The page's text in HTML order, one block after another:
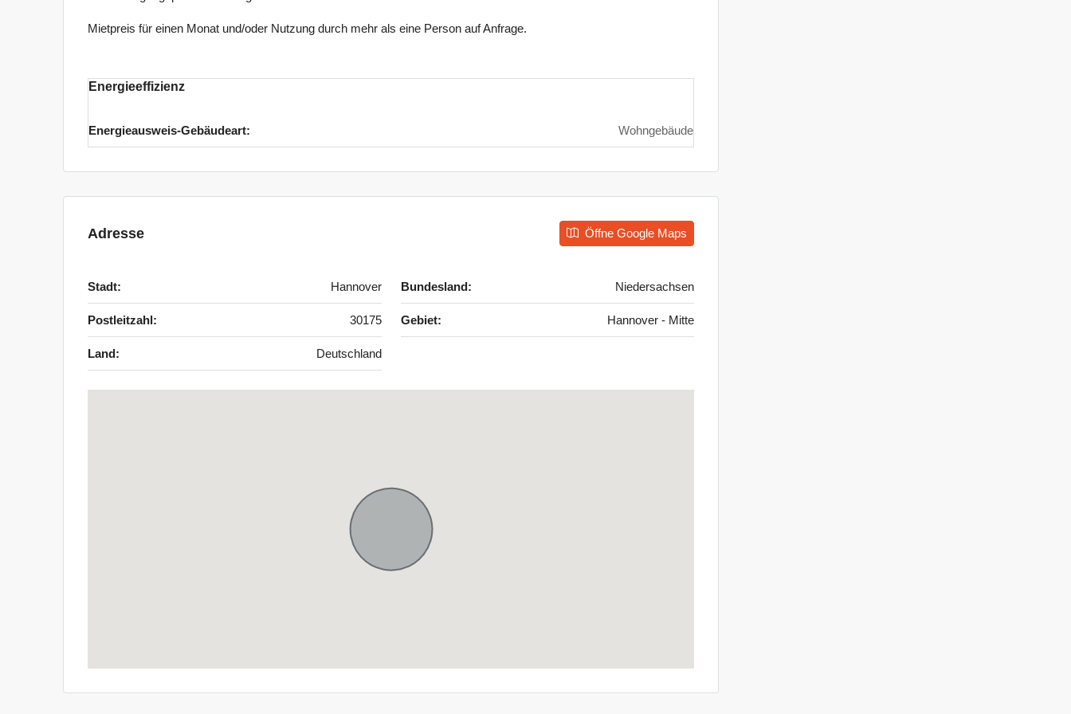
Mietpreis für einen Monat und/oder Nutzung durch mehr als eine Person auf Anfrage.
Energieeffizienz
Energieausweis-Gebäudeart: Wohngebäude
Adresse Öffne Google Maps
Stadt: Hannover Bundesland: Niedersachsen
Postleitzahl: 30175 Gebiet: Hannover - Mitte
Land: Deutschland